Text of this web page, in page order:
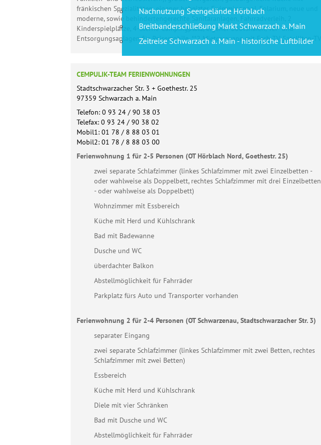
Nachnutzung Seengelände Hörblach
Breitbanderschließung Markt Schwarzach a. Main
Zeitreise Schwarzach a. Main - historische Luftbilder
fränkischen Spezialitäten, eigener beheizter Swimmingpool, Solarium, neue und
moderne, sowie behindertengerechte Sanitäranlagen, Fahrradverleih, 2
Kinderspielplätze, 4-Sterne-Campingplatz, eigener Bootshafen, Ver- und
Entsorgungsanlagen für Reisemobile, **2 Mietcaravane mit Farb-TV, Satelliten-TV
CEMPULIK-TEAM FERIENWOHNUNGEN
Stadtschwarzacher Str. 3 + Goethestr. 25
97359 Schwarzach a. Main
Telefon: 0 93 24 / 90 38 03
Telefax: 0 93 24 / 90 38 02
Mobil1: 01 78 / 8 88 03 01
Mobil2: 01 78 / 8 88 03 00
Ferienwohnung 1 für 2-5 Personen (OT Hörblach Nord, Goethestr. 25)
zwei separate Schlafzimmer (linkes Schlafzimmer mit zwei Einzelbetten -
oder wahlweise als Doppelbett, rechtes Schlafzimmer mit drei Einzelbetten
- oder wahlweise als Doppelbett)
Wohnzimmer mit Essbereich
Küche mit Herd und Kühlschrank
Bad mit Badewanne
Dusche und WC
überdachter Balkon
Abstellmöglichkeit für Fahrräder
Parkplatz fürs Auto und Transporter vorhanden
Ferienwohnung 2 für 2-4 Personen (OT Schwarzenau, Stadtschwarzacher Str. 3)
separater Eingang
zwei separate Schlafzimmer (linkes Schlafzimmer mit zwei Betten, rechtes
Schlafzimmer mit zwei Betten)
Essbereich
Küche mit Herd und Kühlschrank
Diele mit vier Schränken
Bad mit Dusche und WC
Abstellmöglichkeit für Fahrräder